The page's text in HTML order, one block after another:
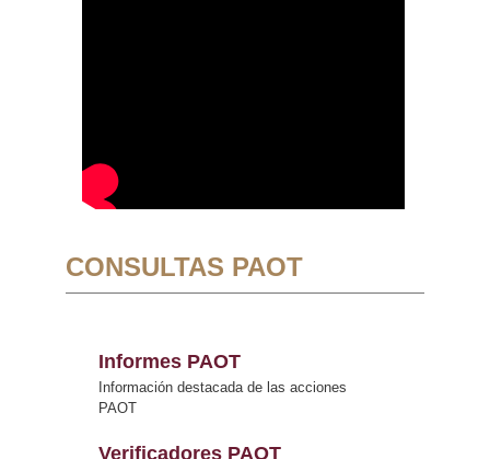
CONSULTAS PAOT
Informes PAOT
Información destacada de las acciones
PAOT
Verificadores PAOT